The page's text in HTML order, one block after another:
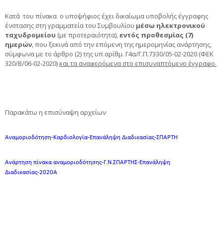
Κατά του πίνακα ο υποψήφιος έχει δικαίωμα υποβολής έγγραφης
ένστασης στη γραμματεία του Συμβουλίου μέσω ηλεκτρονικού
ταχυδρομείου (με προτεραιότητα),εντός προθεσμίας (7)
ημερών, που ξεκινά από την επόμενη της ημερομηνίας ανάρτησης,
σύμφωνα με το άρθρο (2) της υπ.αρίθμ. Γ4α/Γ.Π.7330/05-02-2020 (ΦΕΚ
320/Β/06-02-2020)και τα αναφερόμενα στο επισυναπτόμενο έγγραφο.
Παρακάτω η επισύναψη αρχείων
Αναμοριοδότηση-Καρδιολογία-Επανάληψη Διαδικασίας-ΣΠΑΡΤΗ
Ανάρτηση πίνακα αναμοριοδότησης-Γ.Ν.ΣΠΑΡΤΗΣ-Επανάληψη
Διαδικασίας-2020Α